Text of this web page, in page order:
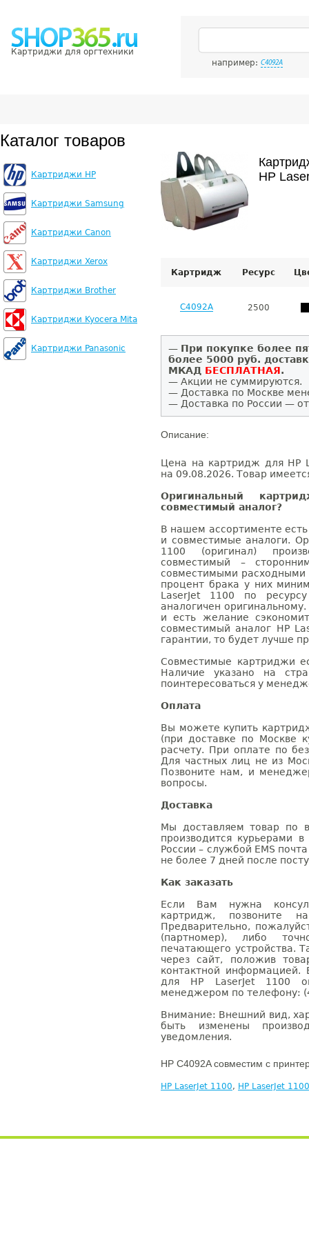
Картриджи для оргтехники
например: C4092A
Каталог товаров
Картриджи HP
Картриджи Samsung
Картриджи Canon
Картриджи Xerox
Картриджи Brother
Картриджи Kyocera Mita
Картриджи Panasonic
HP
Картридж Ресурс
C4092A 2500
— При покупке более
более 5000 руб.
МКАД БЕСПЛАТНАЯ.
— Акции не суммируются.
— Доставка по Москве
— Доставка по России —
Описание:
Цена на картридж для HP
на 09.08.2026. Товар
Оригинальный
совместимый аналог?
В нашем ассортименте
и совместимые аналоги.
1100 (оригинал)
совместимый –
совместимыми расходными
процент брака у них
LaserJet 1100 по
аналогичен
и есть желание
совместимый аналог HP
гарантии, то будет лучше
Совместимые картриджи
Наличие указано на
поинтересоваться у
Оплата
Вы можете купить
(при доставке по Москве
расчету. При оплате по
Для частных лиц не из
Позвоните нам, и
вопросы.
Доставка
Мы доставляем товар по
производится курьерами
России – службой EMS
не более 7 дней после
Как заказать
Если Вам нужна
картридж, позвоните
Предварительно,
(партномер), либо
печатающего устройства.
через сайт, положив
контактной информацией.
для HP LaserJet 1100
менеджером по телефону:
Внимание: Внешний вид,
быть изменены
уведомления.
HP C4092A совместим с
HP LaserJet 1100, HP LaserJet